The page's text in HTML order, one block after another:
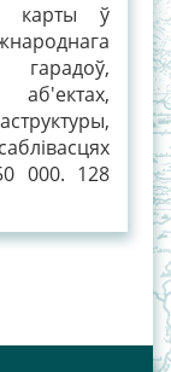
карты ў
000. 128